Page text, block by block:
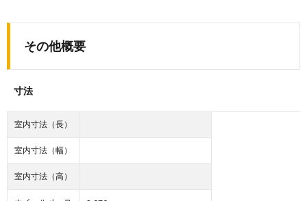
その他概要
寸法
室内寸法（長）
室内寸法（幅）
室内寸法（高）